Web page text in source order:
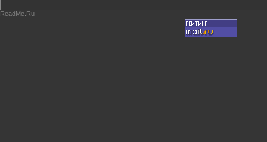
ReadMe.Ru